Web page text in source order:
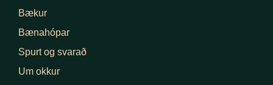
Bækur
Bænahópar
Spurt og svarað
Um okkur